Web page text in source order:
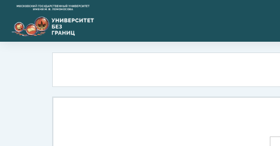
Перейти к основному содержанию